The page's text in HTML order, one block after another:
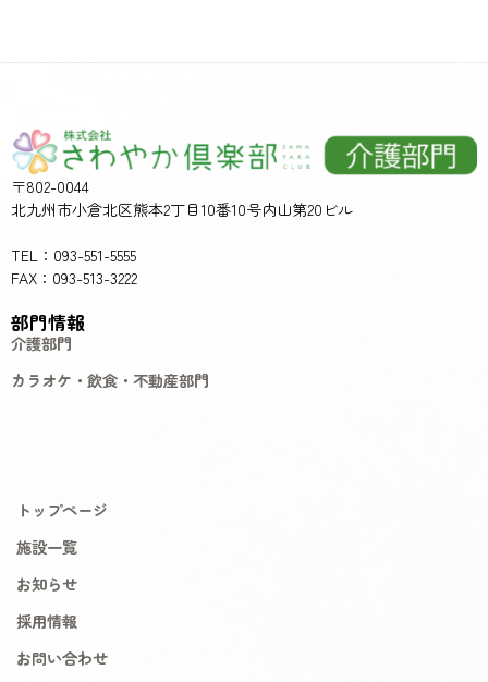
〒802-0044
北九州市小倉北区熊本2丁目10番10号内山第20ビル
TEL：093-551-5555
FAX：093-513-3222
部門情報
介護部門
カラオケ・飲食・不動産部門
トップページ
施設一覧
お知らせ
採用情報
お問い合わせ